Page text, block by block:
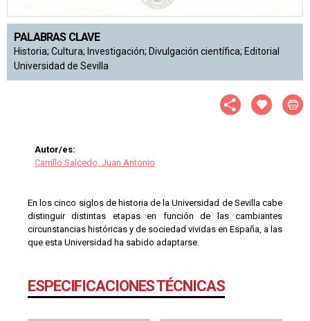
PALABRAS CLAVE
Historia; Cultura; Investigación; Divulgación científica; Editorial
Universidad de Sevilla
Autor/es:
Carrillo Salcedo, Juan Antonio
En los cinco siglos de historia de la Universidad de Sevilla cabe
distinguir distintas etapas en función de las cambiantes
circunstancias históricas y de sociedad vividas en España, a las
que esta Universidad ha sabido adaptarse.
ESPECIFICACIONES TÉCNICAS